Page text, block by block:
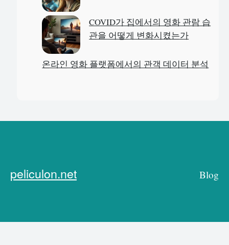
COVID가 집에서의 영화 관람 습
관을 어떻게 변화시켰는가
온라인 영화 플랫폼에서의 관객 데이터 분석
peliculon.net Blog